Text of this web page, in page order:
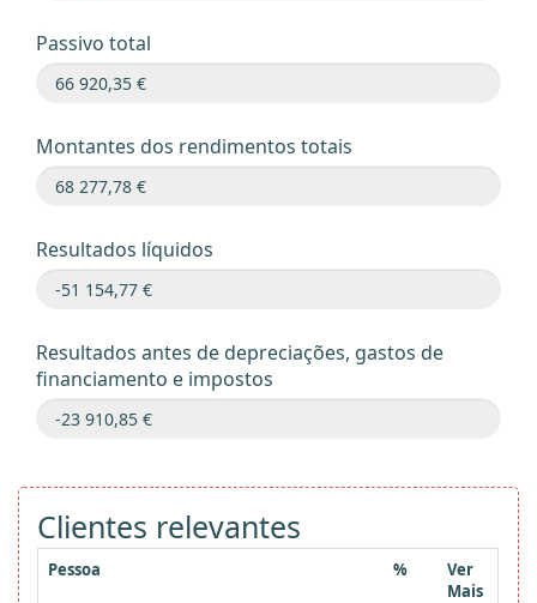
Passivo total
Montantes dos rendimentos totais
Resultados líquidos
Resultados antes de depreciações, gastos de
financiamento e impostos
Clientes relevantes
Pessoa %
Ver
Mais